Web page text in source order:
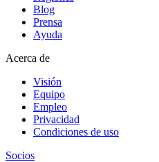
Blog
Prensa
Ayuda
Acerca de
Visión
Equipo
Empleo
Privacidad
Condiciones de uso
Socios